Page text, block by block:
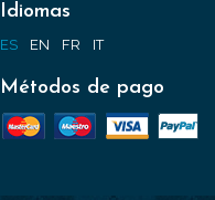
Idiomas
ES EN FR IT
Métodos de pago